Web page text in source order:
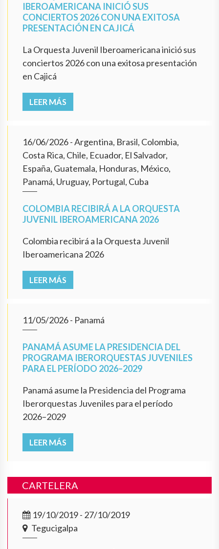
IBEROAMERICANA INICIÓ SUS
CONCIERTOS 2026 CON UNA EXITOSA
PRESENTACIÓN EN CAJICÁ
La Orquesta Juvenil Iberoamericana inició sus
conciertos 2026 con una exitosa presentación
en Cajicá
LEER MÁS
16/06/2026- Argentina, Brasil, Colombia,
Costa Rica, Chile, Ecuador, El Salvador,
España, Guatemala, Honduras, México,
Panamá, Uruguay, Portugal, Cuba
COLOMBIA RECIBIRÁ A LA ORQUESTA
JUVENIL IBEROAMERICANA 2026
Colombia recibirá a la Orquesta Juvenil
Iberoamericana 2026
LEER MÁS
11/05/2026- Panamá
PANAMÁ ASUME LA PRESIDENCIA DEL
PROGRAMA IBERORQUESTAS JUVENILES
PARA EL PERÍODO 2026–2029
Panamá asume la Presidencia del Programa
Iberorquestas Juveniles para el período
2026–2029
LEER MÁS
CARTELERA
19/10/2019 - 27/10/2019
Tegucigalpa